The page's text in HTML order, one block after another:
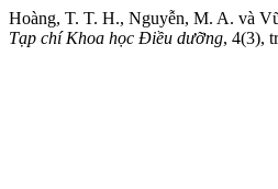
Hoàng, T. T. H., Nguyễn, M. A. và
Tạp chí Khoa học Điều dưỡng, 4(3),